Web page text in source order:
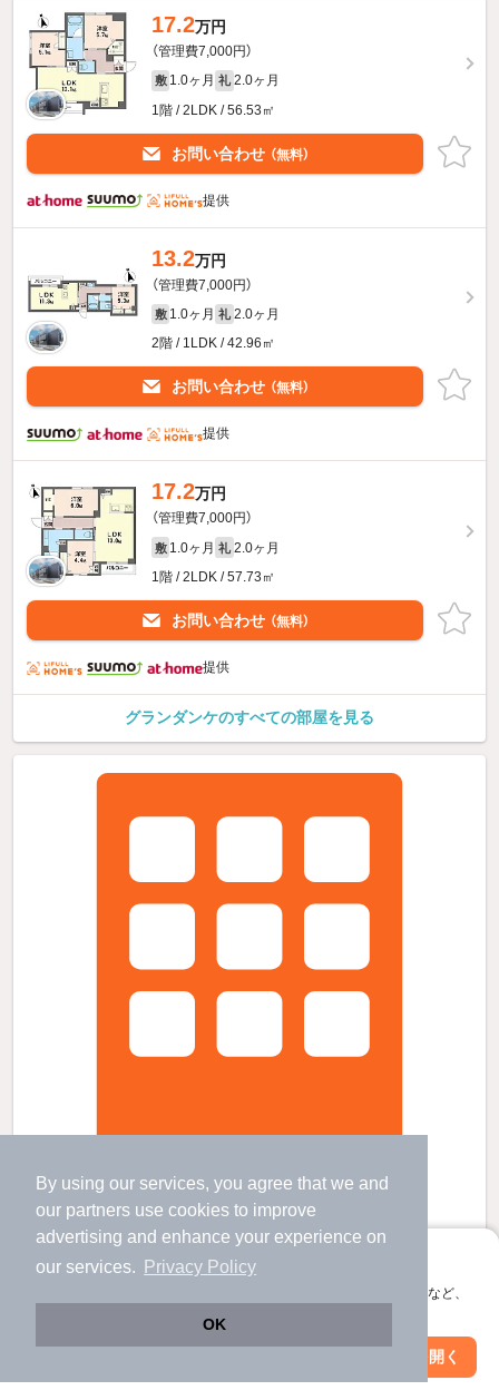
By using our services, you agree that we and
our partners use cookies to improve
advertising and enhance your experience on
our services.
Privacy Policy
OK
アプリに切り替えて、サクサクお部屋探し
会員登録なしですぐ使える。マップ検索やお気に入り保存など、
アプリを開く
17.2万円
（管理費7,000円）
敷 1.0ヶ月 礼 2.0ヶ月
1階 / 2LDK / 56.53㎡
お問い合わせ （無料）
提供
13.2万円
（管理費7,000円）
敷 1.0ヶ月 礼 2.0ヶ月
2階 / 1LDK / 42.96㎡
お問い合わせ （無料）
提供
17.2万円
（管理費7,000円）
敷 1.0ヶ月 礼 2.0ヶ月
1階 / 2LDK / 57.73㎡
お問い合わせ （無料）
提供
グランダンケのすべての部屋を見る
ロコAの賃貸物件
本郷台駅 歩 分 （根岸線
大船駅 バス11
絞り込み条件を変更